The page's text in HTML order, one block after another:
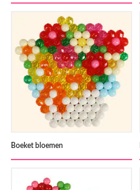
Boeket bloemen